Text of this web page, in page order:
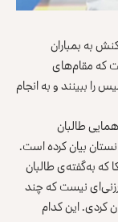
به بمباران
که مقام‌های
را ببینند و به انجام
۶ جدی) در گردهمایی طالبان
بیان کرده است.
که به‌گفته‌ی طالبان
نیست که چند
کردی. این کدام